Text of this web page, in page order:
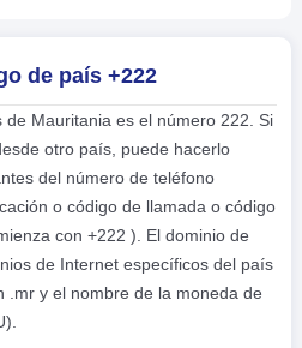
de país +222
de Mauritania es el número 222. Si
otro país, puede hacerlo
del número de teléfono
o código de llamada o código
con +222 ). El dominio de
de Internet específicos del país
.mr y el nombre de la moneda de